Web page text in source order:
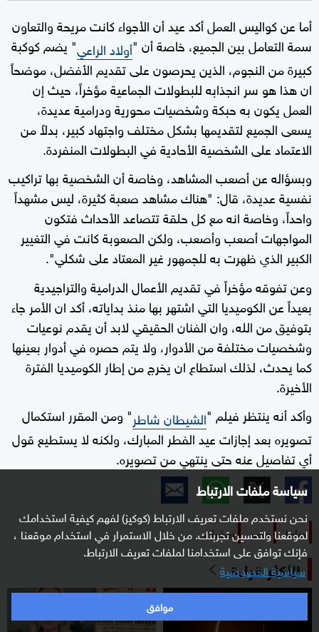
سياسة ملفات الارتباط
نحن نستخدم ملفات تعريف الارتباط (كوكيز) لفهم كيفية استخدامك
لموقعنا ولتحسين تجربتك. من خلال الاستمرار في استخدام موقعنا ،
فإنك توافق على استخدامنا لملفات تعريف الارتباط.
سياسية الخصوصية
موافق
أما عن كواليس العمل أكد عيد أن الأجواء كانت مريحة والتعاون
سمة التعامل بين الجميع، خاصة أن "أولاد الراعي" يضم كوكبة
كبيرة من النجوم، الذين يحرصون على تقديم الأفضل، موضحاً
ان هذا هو سر انجذابه للبطولات الجماعية مؤخراً، حيث إن
العمل يكون به حبكة وشخصيات محورية ودرامية عديدة،
يسعى الجميع لتقديمها بشكل مختلف واجتهاد كبير، بدلاً من
الاعتماد على الشخصية الأحادية في البطولات المنفردة.
وبسؤاله عن أصعب المشاهد، وخاصة أن الشخصية بها تراكيب
نفسية عديدة، قال: "هناك مشاهد صعبة كثيرة، ليس مشهداً
واحداً، وخاصة انه مع كل حلقة تتصاعد الأحداث فتكون
المواجهات أصعب وأصعب، ولكن الصعوبة كانت في التغيير
الكبير الذي ظهرت به للجمهور غير المعتاد على شكلي".
وعن تفوقه مؤخراً في تقديم الأعمال الدرامية والتراجيدية
بعيداً عن الكوميديا التي اشتهر بها منذ بداياته، أكد ان الأمر جاء
بتوفيق من الله، وان الفنان الحقيقي لابد أن يقدم نوعيات
وشخصيات مختلفة من الأدوار، ولا يتم حصره في أدوار بعينها
كما يحدث، لذلك استطاع ان يخرج من إطار الكوميديا الفترة
الأخيرة.
وأكد أنه ينتظر فيلم "الشيطان شاطر" ومن المقرر استكمال
تصويره بعد إجازات عيد الفطر المبارك، ولكنه لا يستطيع قول
أي تفاصيل عنه حتى ينتهي من تصويره.
دراما مصر رمضان
الأكثر قراءة